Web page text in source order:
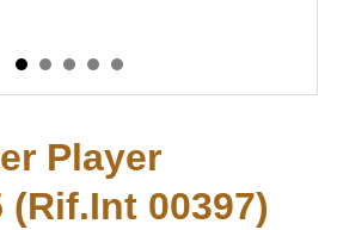
Player
(Rif.Int 00397)